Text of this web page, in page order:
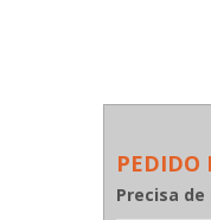
PEDIDO
Precisa